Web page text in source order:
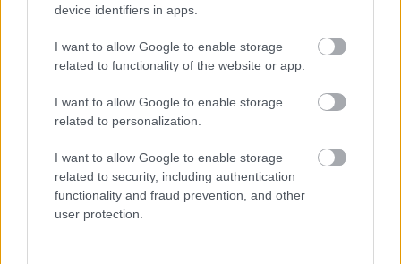
device identifiers in apps.
I want to allow Google to enable storage
related to functionality of the website or app.
I want to allow Google to enable storage
related to personalization.
I want to allow Google to enable storage
related to security, including authentication
functionality and fraud prevention, and other
user protection.